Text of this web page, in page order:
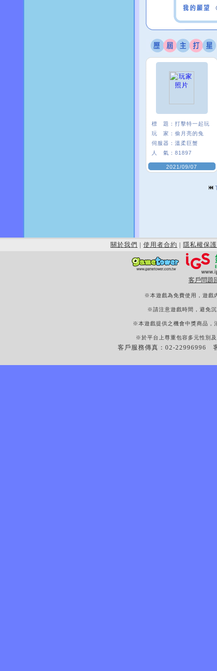
標 題： 打擊特一起玩
玩 家： 偷月亮的兔
伺服器： 溫柔巨蟹
人 氣： 81897
2021/09/07
關於我們 | 使用者合約 | 隱私權保護
客戶問題
※本遊戲為免費使用，遊戲
※請注意遊戲時間，避免
※本遊戲提供之機會中獎商品，
※於平台上尊重包容多元性別
客戶服務傳真：02-22996996